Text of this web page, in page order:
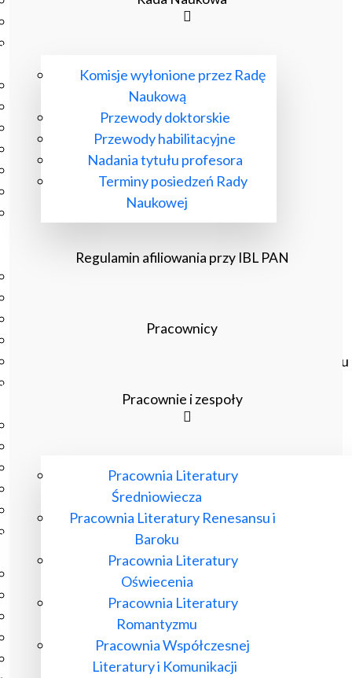
Studia podyplomowe
Szkoła Doktorska Anthropos
Olimpiada Literatury i Języka Polskiego
Olimpiada Literatury i Języka Polskiego dla Szkół
Czasopisma drukowane prenumerowane w 2026 roku
Biblioteka Pisarzy Staropolskich
Biblioteka Pisarzy Polskiego Oświecenia
Nowa Biblioteka Romantyczna
Otwarta Nauka – Publikacje
Dla Pracowników IBL
Zarządzenia Dyrektora IBL
Decyzje Dyrektora IBL
Komunikaty Dyrekcji IBL
Regulaminy IBL
HR Excellence in Research
Komisje wyłonione przez Radę
Naukową
Przewody doktorskie
Przewody habilitacyjne
Nadania tytułu profesora
Terminy posiedzeń Rady
Naukowej
Regulamin afiliowania przy IBL PAN
Pracownicy
Pracownie i zespoły
Pracownia Literatury
Średniowiecza
Pracownia Literatury Renesansu i
Baroku
Pracownia Literatury
Oświecenia
Pracownia Literatury
Romantyzmu
Pracownia Współczesnej
Literatury i Komunikacji